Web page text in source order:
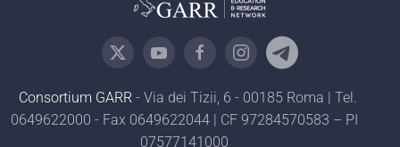
Consortium GARR - Via dei Tizii, 6 - 00185 Roma | Tel.
0649622000 - Fax 0649622044 | CF 97284570583 – PI
07577141000